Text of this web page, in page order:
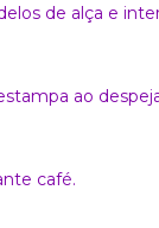
de alça e
ao
café.